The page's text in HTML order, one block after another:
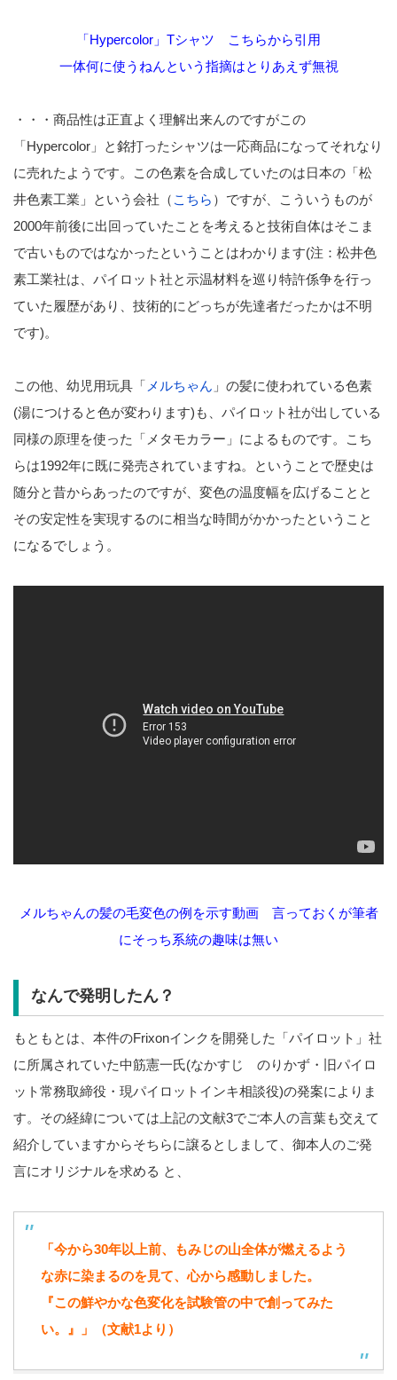
「Hypercolor」Tシャツ こちらから引用
一体何に使うねんという指摘はとりあえず無視
・・・商品性は正直よく理解出来んのですがこの
「Hypercolor」と銘打ったシャツは一応商品になってそれなり
に売れたようです。この色素を合成していたのは日本の「松
井色素工業」という会社（ こちら ）ですが、こういうものが
2000年前後に出回っていたことを考えると技術自体はそこま
で古いものではなかったということはわかります(注：松井色
素工業社は、パイロット社と示温材料を巡り特許係争を行っ
ていた履歴があり、技術的にどっちが先達者だったかは不明
です)。
この他、幼児用玩具「 メルちゃん 」の髪に使われている色素
(湯につけると色が変わります)も、パイロット社が出している
同様の原理を使った「メタモカラー」によるものです。こち
らは1992年に既に発売されていますね。ということで歴史は
随分と昔からあったのですが、変色の温度幅を広げることと
その安定性を実現するのに相当な時間がかかったということ
になるでしょう。
メルちゃんの髪の毛変色の例を示す動画 言っておくが筆者
にそっち系統の趣味は無い
なんで発明したん？
もともとは、本件のFrixonインクを開発した「パイロット」社
に所属されていた中筋憲一氏(なかすじ のりかず・旧パイロ
ット常務取締役・現パイロットインキ相談役)の発案によりま
す。その経緯については上記の文献3でご本人の言葉も交えて
紹介していますからそちらに譲るとしまして、御本人のご発
言にオリジナルを求める と、
「今から30年以上前、もみじの山全体が燃えるよう
な赤に染まるのを見て、心から感動しました。
『この鮮やかな色変化を試験管の中で創ってみた
い。』」（文献1より）